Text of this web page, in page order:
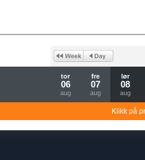
tor
06
aug
fre
07
aug
lør
08
aug
Klikk på